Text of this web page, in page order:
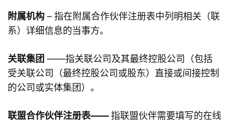
附属机构 – 指在附属合作伙伴注册表中列明相关（联
系）详细信息的当事方。
关联集团 ——指关联公司及其最终控股公司（包括
受关联公司（最终控股公司或股东）直接或间接控制
的公司或实体集团）。
联盟合作伙伴注册表——指联盟伙伴需要填写的在线